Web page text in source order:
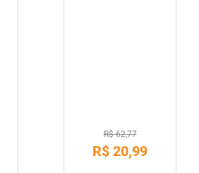
R$ 62,77
R$ 20,99